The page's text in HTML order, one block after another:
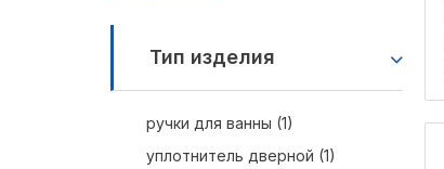
Тип изделия
ручки для ванны (1)
уплотнитель дверной (1)